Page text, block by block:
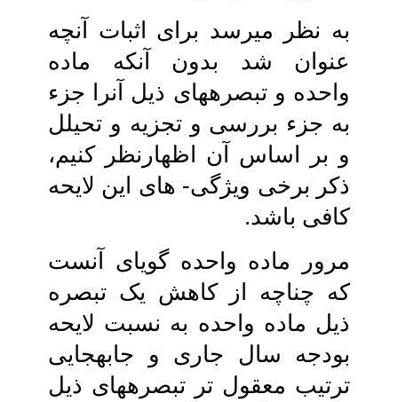
به نظر می‏رسد برای اثبات آنچه
عنوان شد بدون آنکه ماده
واحده و تبصره‏های ذیل آنرا جزء
به جزء بررسی و تجزیه و تحیلل
و بر اساس آن اظهارنظر کنیم،
ذکر برخی ویژگی- های این لایحه
کافی باشد.
مرور ماده واحده گویای آنست
که چناچه از کاهش یک تبصره
ذیل ماده واحده به نسبت‏ لایحه
بودجه سال جاری و جابه‏جایی
ترتیب‏ معقول تر تبصره‏های ذیل